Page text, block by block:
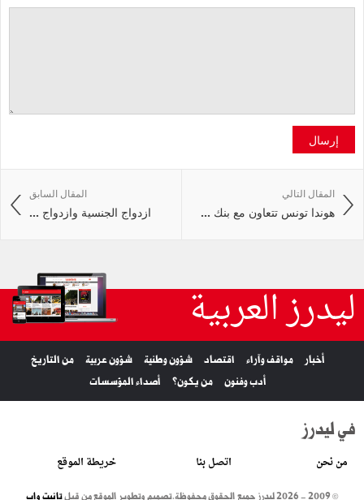
إرسال
المقال السابق
ازدواج الجنسية وازدواج ...
المقال التالي
هوندا تونس تتعاون مع بنك ...
ليدرز العربية
أخبار مواقف وآراء اقتصاد شؤون وطنية شؤون عربية
من التاريخ
أدب وفنون
من يكون؟ أصداء المؤسسات
في ليدرز
من نحن اتصل بنا خريطة الموقع
© 2009 - 2026 ليدرز جميع الحقوق محفوظة. تصميم وتطوير الموقع من قبلتانيت واب